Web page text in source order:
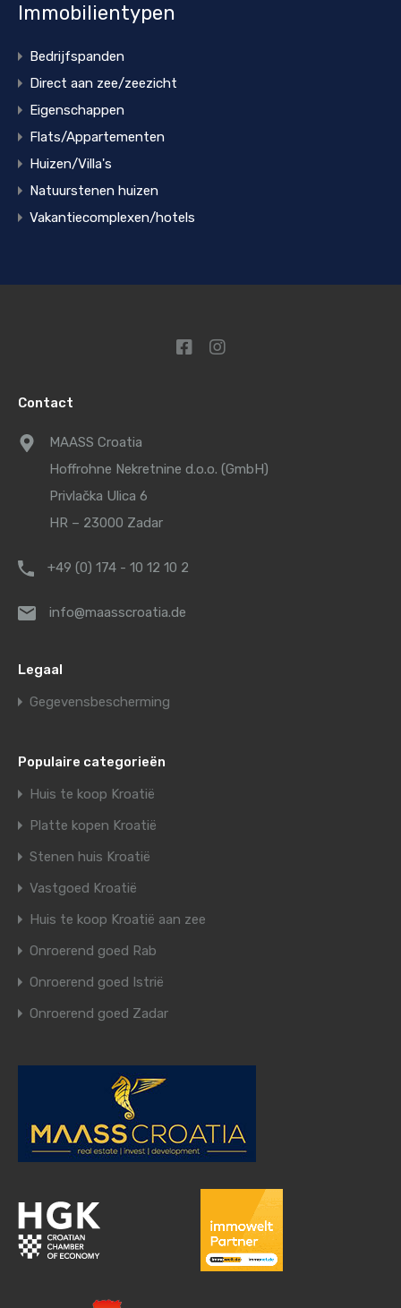
Immobilientypen
Bedrijfspanden
Direct aan zee/zeezicht
Eigenschappen
Flats/Appartementen
Huizen/Villa's
Natuurstenen huizen
Vakantiecomplexen/hotels
Contact
MAASS Croatia
Hoffrohne Nekretnine d.o.o. (GmbH)
Privlačka Ulica 6
HR – 23000 Zadar
+49 (0) 174 - 10 12 10 2
info@maasscroatia.de
Legaal
Gegevensbescherming
Populaire categorieën
Huis te koop Kroatië
Platte kopen Kroatië
Stenen huis Kroatië
Vastgoed Kroatië
Huis te koop Kroatië aan zee
Onroerend goed Rab
Onroerend goed Istrië
Onroerend goed Zadar